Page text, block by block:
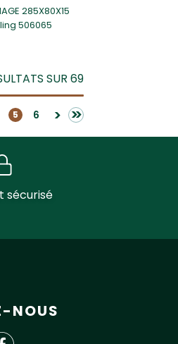
285X80X15
506065
SUR 69
5 6 > >>
sécurisé
NOUS